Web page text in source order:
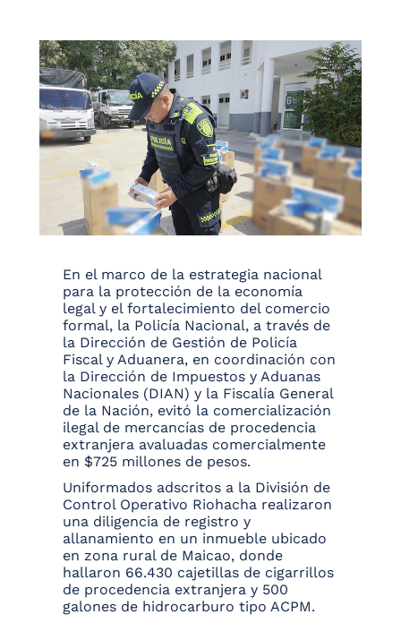
En el marco de la estrategia nacional
para la protección de la economía
legal y el fortalecimiento del comercio
formal, la Policía Nacional, a través de
la Dirección de Gestión de Policía
Fiscal y Aduanera, en coordinación con
la Dirección de Impuestos y Aduanas
Nacionales (DIAN) y la Fiscalía General
de la Nación, evitó la comercialización
ilegal de mercancías de procedencia
extranjera avaluadas comercialmente
en $725 millones de pesos.
Uniformados adscritos a la División de
Control Operativo Riohacha realizaron
una diligencia de registro y
allanamiento en un inmueble ubicado
en zona rural de Maicao, donde
hallaron 66.430 cajetillas de cigarrillos
de procedencia extranjera y 500
galones de hidrocarburo tipo ACPM.